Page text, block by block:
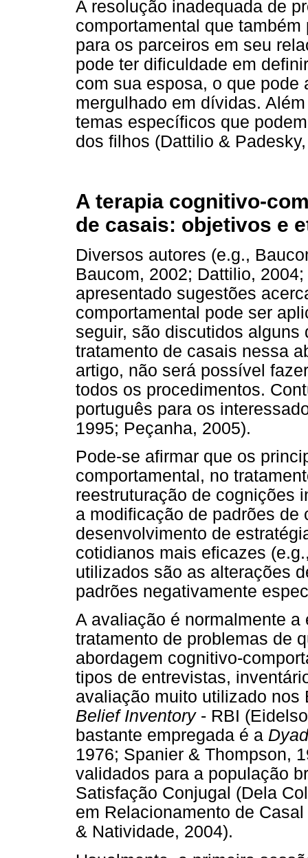
A resolução inadequada de
comportamental que
para os parceiros em seu
pode ter dificuldade em
com sua esposa, o que pode
mergulhado em dívidas.
temas específicos que
dos filhos (Dattilio &
A terapia cognitivo-
de casais: objetivos e
Diversos autores (e.g.,
Baucom, 2002; Dattilio,
apresentado sugestões
comportamental pode ser
seguir, são discutidos
tratamento de casais nessa
artigo, não será possível
todos os procedimentos.
português para os
1995; Peçanha, 2005).
Pode-se afirmar que os
comportamental, no
reestruturação de cognições
a modificação de padrões
desenvolvimento de
cotidianos mais eficazes
utilizados são as alterações
padrões negativamente
A avaliação é normalmente
tratamento de problemas de
abordagem cognitivo-
tipos de entrevistas,
avaliação muito utilizado
Belief Inventory- RBI
bastante empregada é a
1976; Spanier & Thompson,
validados para a população
Satisfação Conjugal (Dela
em Relacionamento de
& Natividade, 2004).